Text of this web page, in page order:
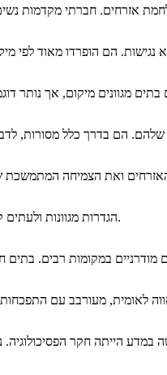
הגדרות מגוונות ולעתים קרובות נבחרו בגלל קשרים עם הקהל.